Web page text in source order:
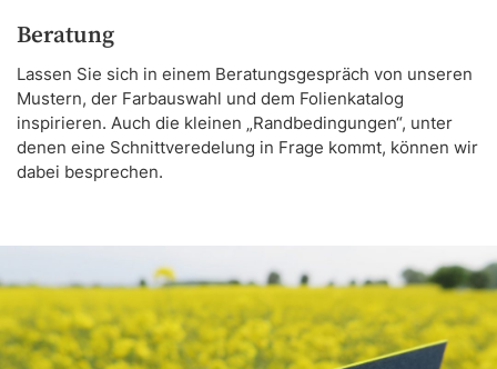
Beratung
Lassen Sie sich in einem Beratungsgespräch von unseren
Mustern, der Farbauswahl und dem Folienkatalog
inspirieren. Auch die kleinen „Randbedingungen“, unter
denen eine Schnittveredelung in Frage kommt, können wir
dabei besprechen.